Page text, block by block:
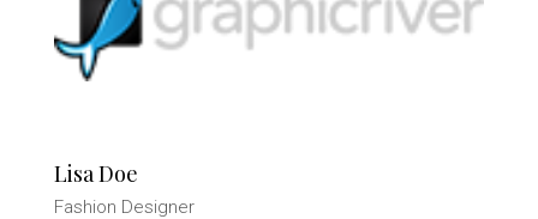
Lisa Doe
Fashion Designer